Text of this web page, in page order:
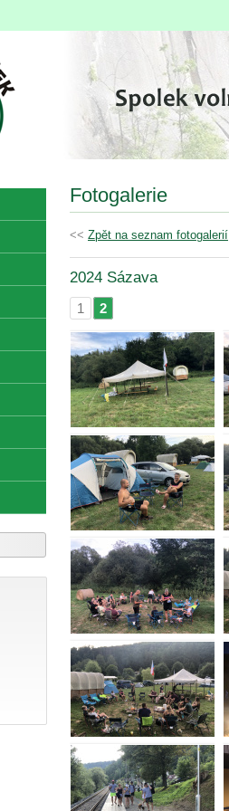
Fotogalerie
<< Zpět na seznam fotogalerií
2024 Sázava
1 2